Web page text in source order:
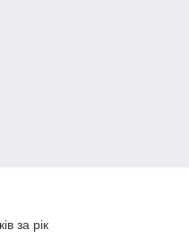
за рік